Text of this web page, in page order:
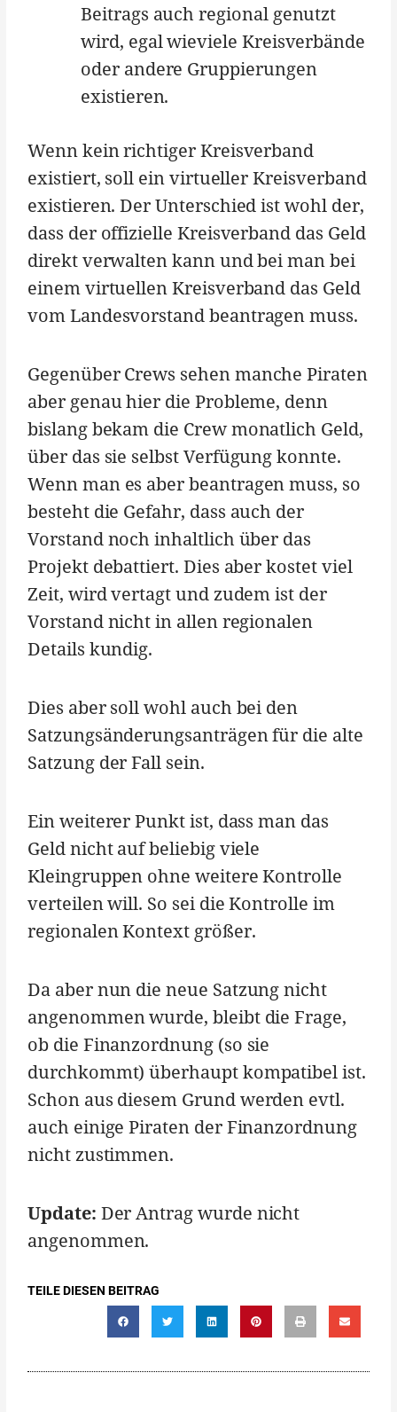
Beitrags auch regional genutzt
wird, egal wieviele Kreisverbände
oder andere Gruppierungen
existieren.
Wenn kein richtiger Kreisverband
existiert, soll ein virtueller Kreisverband
existieren. Der Unterschied ist wohl der,
dass der offizielle Kreisverband das Geld
direkt verwalten kann und bei man bei
einem virtuellen Kreisverband das Geld
vom Landesvorstand beantragen muss.
Gegenüber Crews sehen manche Piraten
aber genau hier die Probleme, denn
bislang bekam die Crew monatlich Geld,
über das sie selbst Verfügung konnte.
Wenn man es aber beantragen muss, so
besteht die Gefahr, dass auch der
Vorstand noch inhaltlich über das
Projekt debattiert. Dies aber kostet viel
Zeit, wird vertagt und zudem ist der
Vorstand nicht in allen regionalen
Details kundig.
Dies aber soll wohl auch bei den
Satzungsänderungsanträgen für die alte
Satzung der Fall sein.
Ein weiterer Punkt ist, dass man das
Geld nicht auf beliebig viele
Kleingruppen ohne weitere Kontrolle
verteilen will. So sei die Kontrolle im
regionalen Kontext größer.
Da aber nun die neue Satzung nicht
angenommen wurde, bleibt die Frage,
ob die Finanzordnung (so sie
durchkommt) überhaupt kompatibel ist.
Schon aus diesem Grund werden evtl.
auch einige Piraten der Finanzordnung
nicht zustimmen.
Update: Der Antrag wurde nicht
angenommen.
TEILE DIESEN BEITRAG